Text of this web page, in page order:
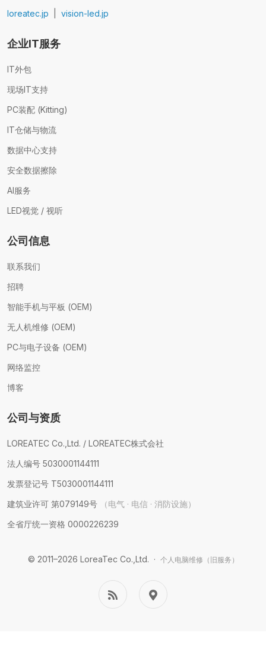
loreatec.jp
vision-led.jp
企业IT服务
IT外包
现场IT支持
PC装配 (Kitting)
IT仓储与物流
数据中心支持
安全数据擦除
AI服务
LED视觉 / 视听
公司信息
联系我们
招聘
智能手机与平板 (OEM)
无人机维修 (OEM)
PC与电子设备 (OEM)
网络监控
博客
公司与资质
LOREATEC Co.,Ltd. / LOREATEC株式会社
法人编号 5030001144111
发票登记号 T5030001144111
建筑业许可 第079149号
（电气 · 电信 · 消防设施）
全省厅统一资格 0000226239
© 2011–2026 LoreaTec Co.,Ltd. · 个人电脑维修（旧服务）